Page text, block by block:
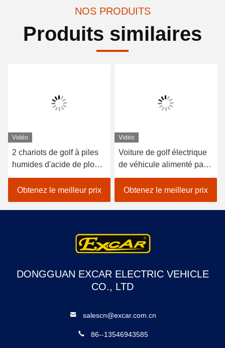
NOS PRODUITS
Produits similaires
Vidéo
2 chariots de golf à piles
humides d'acide de plomb
de sièges/golf avec des
erreurs électrique de
voiture
Obtenez le meilleur prix
Vidéo
Voiture de golf électrique
de véhicule alimenté par
batterie au lithium 48V
EXCAR A1S6 + 2 blanc
Obtenez le meilleur prix
DONGGUAN EXCAR ELECTRIC VEHICLE
CO., LTD
salescn@excar.com.cn
86--13546943585